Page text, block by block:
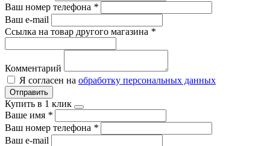
Ваш номер телефона *
Ваш e-mail
Ссылка на товар другого магазина *
Комментарий
Я согласен на обработку персональных данных
Отправить
Купить в 1 клик
Ваше имя *
Ваш номер телефона *
Ваш e-mail